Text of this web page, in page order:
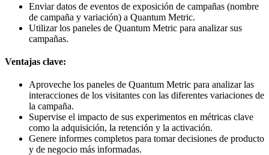
Enviar datos de eventos de exposición de campañas (nombre
de campaña y variación) a Quantum Metric.
Utilizar los paneles de Quantum Metric para analizar sus
campañas.
Ventajas clave:
Aproveche los paneles de Quantum Metric para analizar las
interacciones de los visitantes con las diferentes variaciones de
la campaña.
Supervise el impacto de sus experimentos en métricas clave
como la adquisición, la retención y la activación.
Genere informes completos para tomar decisiones de producto
y de negocio más informadas.